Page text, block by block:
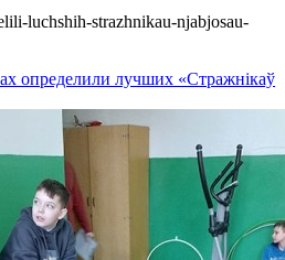
luchshih-strazhnikau-njabjosau-
определили лучших «Стражнікаў